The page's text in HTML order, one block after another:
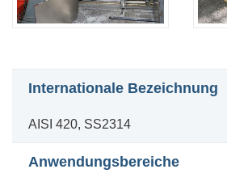
Internationale Bezeichnung
AISI 420, SS2314
Anwendungsbereiche